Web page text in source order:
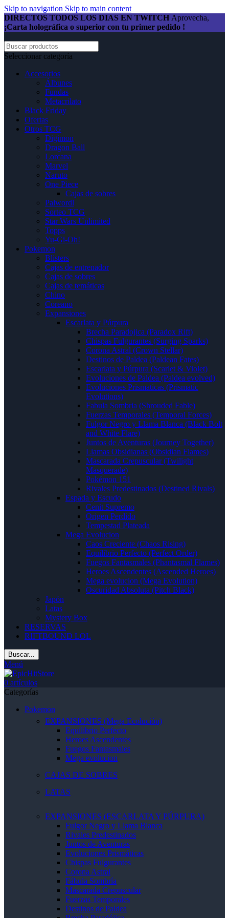
Skip to navigation Skip to main content
DIRECTOS TODOS LOS DIAS EN TWITCH Aprovecha,
¡Carta holográfica o superior con tu primer pedido !
Seleccionar categoría
Accesorios
Álbunes
Fundas
Metacrilato
Black Friday
Ofertas
Otros TCG
Digimon
Dragon Ball
Lorcana
Marvel
Naruto
One Piece
Cajas de sobres
Palwordl
Sorteo TCG
Star Wars Unlimited
Topps
Yu-Gi-Oh!
Pokemon
Blisters
Cajas de entrenador
Cajas de sobres
Cajas de temáticas
Chino
Coreano
Expansiones
Escarlata y Púrpura
Brecha Paradojica (Paradox Rift)
Chispas Fulgurantes (Surging Sparks)
Corona Astral (Crown Stellar)
Destinos de Paldea (Paldean Fates)
Escarlata y Púrpura (Scarlet & Violet)
Evoluciones de Paldea (Paldea evolved)
Evoluciones Prismaticas (Prismatic
Evolutions)
Fabula Sombria (Shrouded Fable)
Fuerzas Temporales (Temporal Forces)
Fulgor Negro y Llama Blanca (Black Bolt
and White Flare)
Juntos de Aventuras (Journey Together)
Llamas Obsidianas (Obsidian Flames)
Mascarada Crepuscular (Twilight
Masquerade)
Pokémon 151
Rivales Predestinados (Destined Rivals)
Espada y Escudo
Cenit Supremo
Origen Perdido
Tempestad Plateada
Mega Evolucion
Caos Creciente (Chaos Rising)
Equilibrio Perfecto (Perfect Order)
Fuegos Fantasmales (Phantasmal Flames)
Heroes Ascendentes (Ascended Heroes)
Mega evolucion (Mega Evolution)
Oscuridad Absoluta (Pitch Black)
Japón
Latas
Mystery Box
RESERVAS
RIFTBOUND LOL
Buscar...
Menú
0 artículos
Categorías
Pokemon
EXPANSIONES (Mega Ecolución)
Equilibrio Perfecto
Heroes Ascendentes
Fuegos Fantasmales
Mega evolucion
CAJAS DE SOBRES
LATAS
EXPANSIONES (ESCARLATA Y PÚRPURA)
Fulgor Negro y Llama Blanca
Rivales Predestinados
Juntos de Aventuras
Evoluciones Prismáticas
Chispas Fulgurantes
Corona Astral
Fábula Sombría
Mascarada Crepuscular
Fuerzas Temporales
Destinos de Paldea